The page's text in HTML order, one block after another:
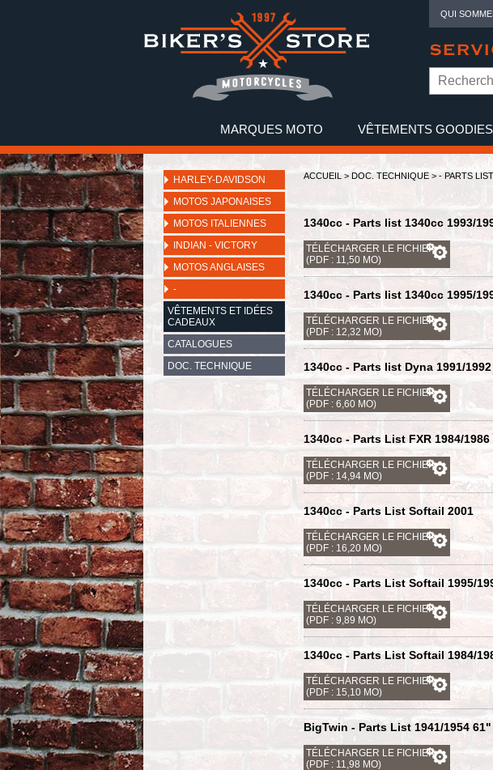
QUI
MARQUES MOTO VÊTEMENTS GOODIES
HARLEY-DAVIDSON
MOTOS JAPONAISES
MOTOS ITALIENNES
INDIAN - VICTORY
MOTOS ANGLAISES
-
VÊTEMENTS ET IDÉES
CADEAUX
CATALOGUES
DOC. TECHNIQUE
ACCUEIL > DOC. TECHNIQUE > - PARTS LIST
1340cc - Parts list 1340cc 1993/
TÉLÉCHARGER LE FICHIER
(PDF : 11,50 MO)
1340cc - Parts list 1340cc 1995/
TÉLÉCHARGER LE FICHIER
(PDF : 12,32 MO)
1340cc - Parts list Dyna 1991/1992
TÉLÉCHARGER LE FICHIER
(PDF : 6,60 MO)
1340cc - Parts List FXR 1984/1986
TÉLÉCHARGER LE FICHIER
(PDF : 14,94 MO)
1340cc - Parts List Softail 2001
TÉLÉCHARGER LE FICHIER
(PDF : 16,20 MO)
1340cc - Parts List Softail 1995/
TÉLÉCHARGER LE FICHIER
(PDF : 9,89 MO)
1340cc - Parts List Softail 1984/
TÉLÉCHARGER LE FICHIER
(PDF : 15,10 MO)
BigTwin - Parts List 1941/1954
TÉLÉCHARGER LE FICHIER
(PDF : 11,98 MO)